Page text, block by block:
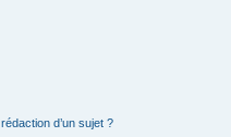
d’un sujet ?